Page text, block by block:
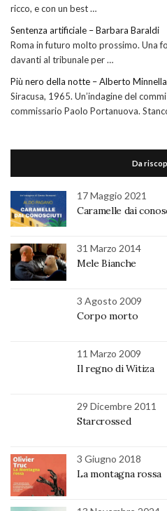
ricco, e con un best …
Sentenza artificiale – Barbara Baraldi
Roma in futuro molto prossimo. Una
davanti al tribunale per …
Più nero della notte – Alberto Minnella
Siracusa, 1965. Un’indagine del
commissario Paolo Portanuova.
Da
17 Maggio 2021
Caramelle dai
31 Marzo 2014
Mele Bianche
3 Agosto 2009
Corpo morto
11 Marzo 2009
Il regno di Witiza
29 Dicembre 2011
Starcrossed
3 Giugno 2018
La montagna rossa